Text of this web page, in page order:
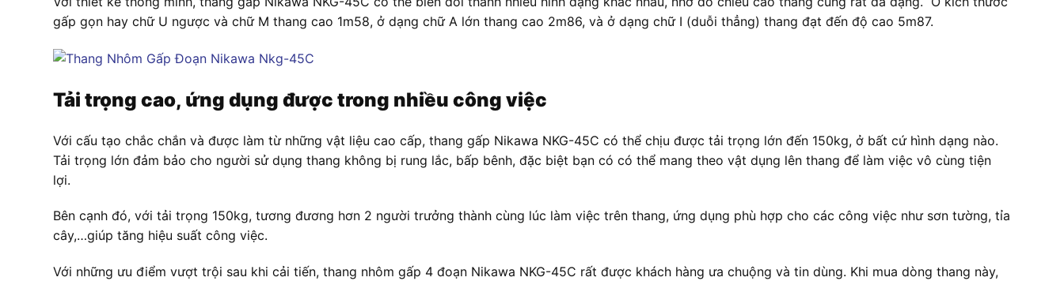
gấp gọn hay chữ U ngược và chữ M thang cao 1m58, ở dạng chữ A lớn thang cao 2m86, và ở dạng chữ I (duỗi thẳng) thang đạt đến độ cao 5m87.
Tải trọng cao, ứng dụng được trong nhiều công việc
Với cấu tạo chắc chắn và được làm từ những vật liệu cao cấp, thang gấp Nikawa NKG-45C có thể chịu được tải trọng lớn đến 150kg, ở bất cứ hình dạng nào.
Tải trọng lớn đảm bảo cho người sử dụng thang không bị rung lắc, bấp bênh, đặc biệt bạn có có thể mang theo vật dụng lên thang để làm việc vô cùng tiện
lợi.
Bên cạnh đó, với tải trọng 150kg, tương đương hơn 2 người trưởng thành cùng lúc làm việc trên thang, ứng dụng phù hợp cho các công việc như sơn tường, tỉa
cây,…giúp tăng hiệu suất công việc.
Với những ưu điểm vượt trội sau khi cải tiến, thang nhôm gấp 4 đoạn Nikawa NKG-45C rất được khách hàng ưa chuộng và tin dùng. Khi mua dòng thang này,